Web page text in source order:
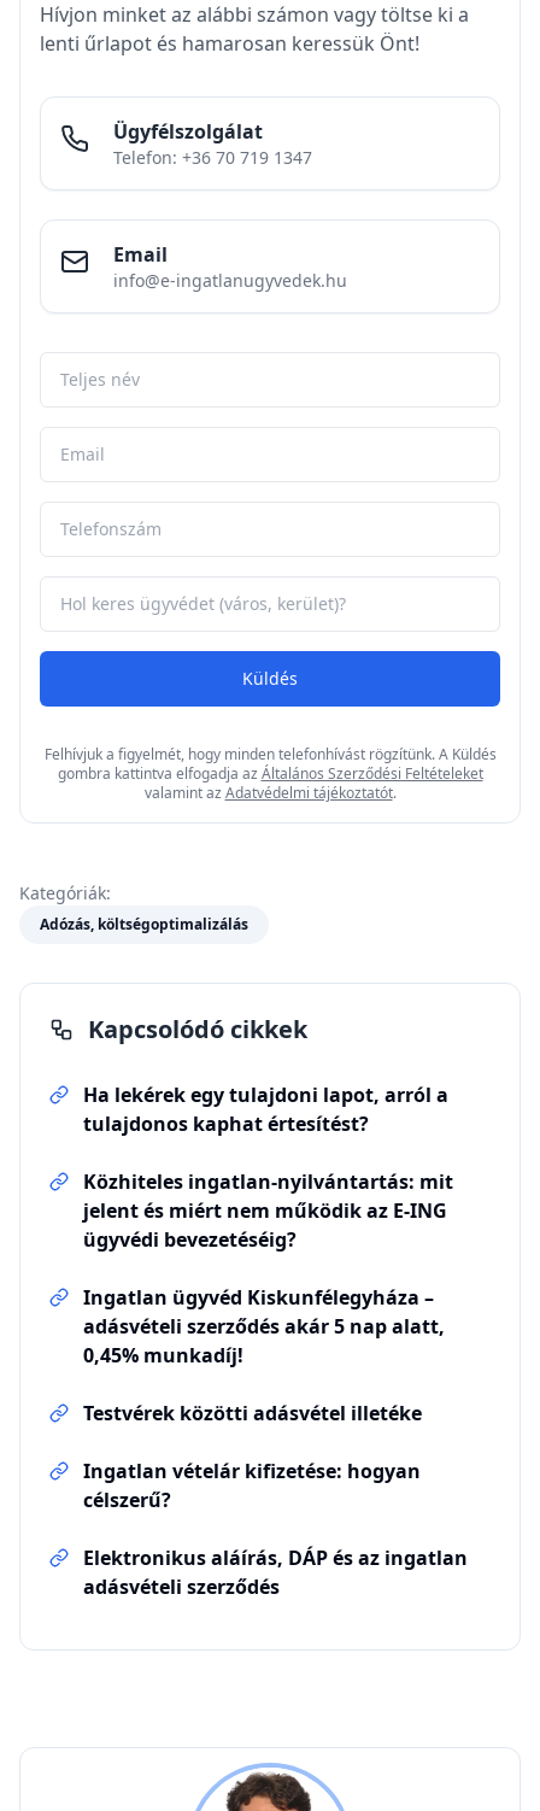
visszterhes vagyonátruházási illetéket fizetni.
A kedvezményt, illetve mentességet nem szabad
cserepótló vétel a visszterhes vagyonátruházási
illetékhez kapcsolódik, vagyis ahhoz a teherhez,
arról van szó, hogy „ha másik lakást veszek, nem
kell adóznom”.Az SZJA az eladott ingatlanon
elért jövedelem adózása, az illeték pedig az új
ingatlan megszerzéséhez kapcsolódó adófizetési
kötelezettség. A kettő teljesen külön rendszer.
Ingatlan adásvételhez ügyvédet keres? Vegye fel
velünk a kapcsolatot!
Kapcsolatfelvétel
Hívjon minket az alábbi számon vagy töltse ki a
lenti űrlapot és hamarosan keressük Önt!
Ügyfélszolgálat
Telefon: +36 70 719 1347
Küldés
Felhívjuk a figyelmét, hogy minden telefonhívást rögzítünk. A Küldés
valamint az Adatvédelmi tájékoztatót.
Kategóriák:
Kapcsolódó cikkek
Közhiteles ingatlan-nyilvántartás: mit